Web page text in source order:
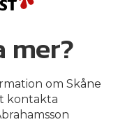
om Skåne
kontakta